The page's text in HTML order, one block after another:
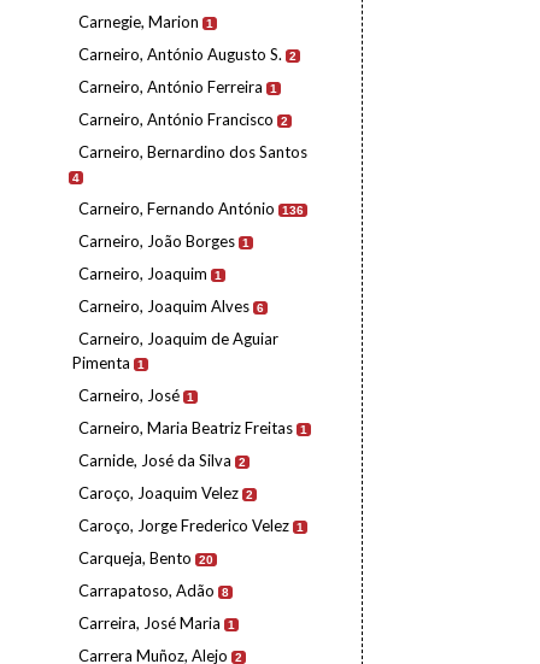
Carnegie, Marion 1
Carneiro, António Augusto S. 2
Carneiro, António Ferreira 1
Carneiro, António Francisco 2
Carneiro, Bernardino dos Santos
4
Carneiro, Fernando António 136
Carneiro, João Borges 1
Carneiro, Joaquim 1
Carneiro, Joaquim Alves 6
Carneiro, Joaquim de Aguiar
Pimenta
1
Carneiro, José 1
Carneiro, Maria Beatriz Freitas 1
Carnide, José da Silva 2
Caroço, Joaquim Velez 2
Caroço, Jorge Frederico Velez 1
Carqueja, Bento 20
Carrapatoso, Adão 8
Carreira, José Maria 1
Carrera Muñoz, Alejo 2